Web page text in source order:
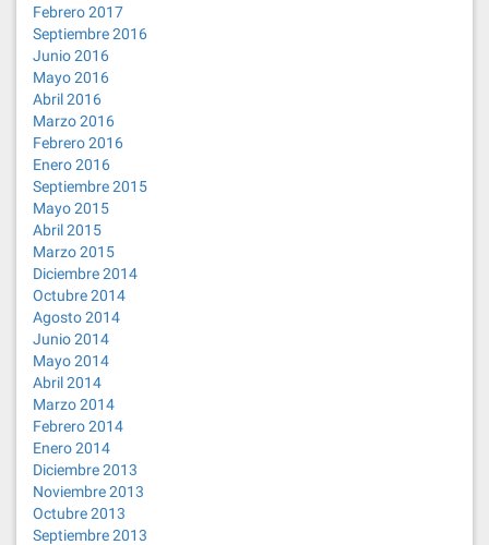
Febrero 2017
Septiembre 2016
Junio 2016
Mayo 2016
Abril 2016
Marzo 2016
Febrero 2016
Enero 2016
Septiembre 2015
Mayo 2015
Abril 2015
Marzo 2015
Diciembre 2014
Octubre 2014
Agosto 2014
Junio 2014
Mayo 2014
Abril 2014
Marzo 2014
Febrero 2014
Enero 2014
Diciembre 2013
Noviembre 2013
Octubre 2013
Septiembre 2013